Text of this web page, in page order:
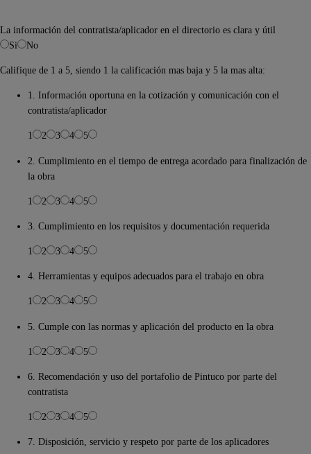
La información del contratista/aplicador en el directorio es clara y útil
Si
No
Califique de 1 a 5, siendo 1 la calificación mas baja y 5 la mas alta:
1. Información oportuna en la cotización y comunicación con el
contratista/aplicador
1 2 3 4 5
2. Cumplimiento en el tiempo de entrega acordado para finalización de
la obra
1 2 3 4 5
3. Cumplimiento en los requisitos y documentación requerida
1 2 3 4 5
4. Herramientas y equipos adecuados para el trabajo en obra
1 2 3 4 5
5. Cumple con las normas y aplicación del producto en la obra
1 2 3 4 5
6. Recomendación y uso del portafolio de Pintuco por parte del
contratista
1 2 3 4 5
7. Disposición, servicio y respeto por parte de los aplicadores